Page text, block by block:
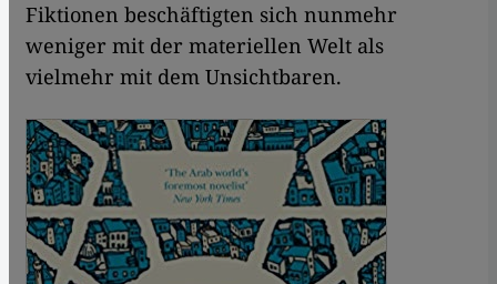
Fiktionen beschäftigten sich nunmehr
weniger mit der materiellen Welt als
vielmehr mit dem Unsichtbaren.